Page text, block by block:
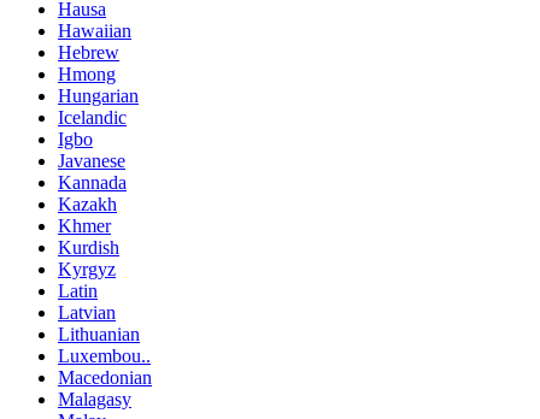
Hausa
Hawaiian
Hebrew
Hmong
Hungarian
Icelandic
Igbo
Javanese
Kannada
Kazakh
Khmer
Kurdish
Kyrgyz
Latin
Latvian
Lithuanian
Luxembou..
Macedonian
Malagasy